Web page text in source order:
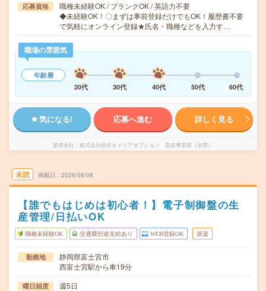
応募資格
職種未経験OK / ブランクOK / 英語力不要
◆未経験OK！〇まずは事前登録だけでもOK！履歴書不要
で気軽にオンライン登録★氏名・職種などを入力す…
職場の雰囲気
年齢層
20代
30代 40代 50代 60代
気になる! 応募へ進む 詳しく見る
派遣会社 株式会社綜合キャリアオプション 製造事業部（全国）
未読 掲載日 2026/08/06
【誰でもはじめは初心者！】電子制御盤の生
産管理/日払いOK
職種未経験OK 交通費別途支給あり WEB登録OK 派遣
勤務地
静岡県富士宮市
西富士宮駅から車19分
曜日頻度 週5日